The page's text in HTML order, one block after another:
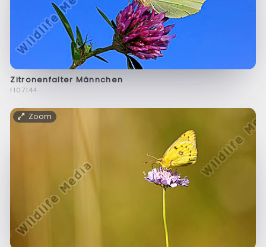
Zitronenfalter Männchen
f107144
Zoom